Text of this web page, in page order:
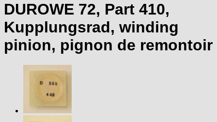
DUROWE 72, Part 410,
Kupplungsrad, winding
pinion, pignon de remontoir